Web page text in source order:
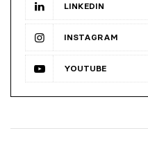
LINKEDIN
INSTAGRAM
YOUTUBE